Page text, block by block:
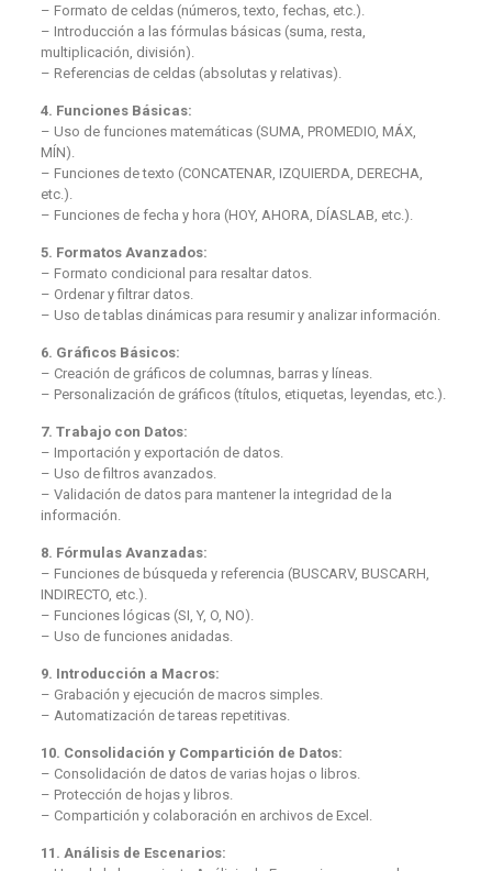
– Formato de celdas (números, texto, fechas, etc.).
– Introducción a las fórmulas básicas (suma, resta,
multiplicación, división).
– Referencias de celdas (absolutas y relativas).
4. Funciones Básicas:
– Uso de funciones matemáticas (SUMA, PROMEDIO, MÁX,
MÍN).
– Funciones de texto (CONCATENAR, IZQUIERDA, DERECHA,
etc.).
– Funciones de fecha y hora (HOY, AHORA, DÍASLAB, etc.).
5. Formatos Avanzados:
– Formato condicional para resaltar datos.
– Ordenar y filtrar datos.
– Uso de tablas dinámicas para resumir y analizar información.
6. Gráficos Básicos:
– Creación de gráficos de columnas, barras y líneas.
– Personalización de gráficos (títulos, etiquetas, leyendas, etc.).
7. Trabajo con Datos:
– Importación y exportación de datos.
– Uso de filtros avanzados.
– Validación de datos para mantener la integridad de la
información.
8. Fórmulas Avanzadas:
– Funciones de búsqueda y referencia (BUSCARV, BUSCARH,
INDIRECTO, etc.).
– Funciones lógicas (SI, Y, O, NO).
– Uso de funciones anidadas.
9. Introducción a Macros:
– Grabación y ejecución de macros simples.
– Automatización de tareas repetitivas.
10. Consolidación y Compartición de Datos:
– Consolidación de datos de varias hojas o libros.
– Protección de hojas y libros.
– Compartición y colaboración en archivos de Excel.
11. Análisis de Escenarios: